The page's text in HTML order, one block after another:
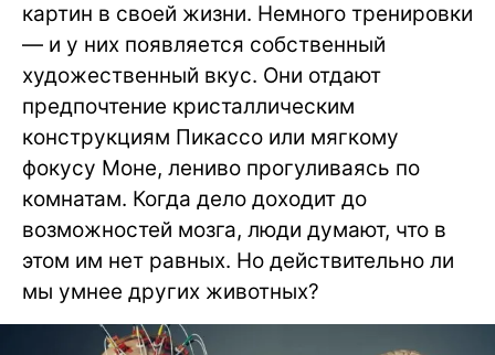
картин в своей жизни. Немного тренировки
— и у них появляется собственный
художественный вкус. Они отдают
предпочтение кристаллическим
конструкциям Пикассо или мягкому
фокусу Моне, лениво прогуливаясь по
комнатам. Когда дело доходит до
возможностей мозга, люди думают, что в
этом им нет равных. Но действительно ли
мы умнее других животных?